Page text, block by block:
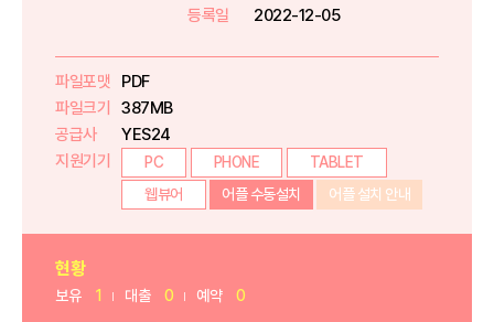
등록일
2022-12-05
파일포맷
PDF
파일크기
387MB
공급사
YES24
지원기기
PC PHONE
TABLET
웹뷰어
어플 수동설치 어플 설치 안내
현황
보유 1 대출 0 예약 0